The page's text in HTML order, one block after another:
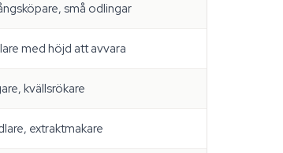
små odlingar
med höjd att avvara
kvällsrökare
extraktmakare